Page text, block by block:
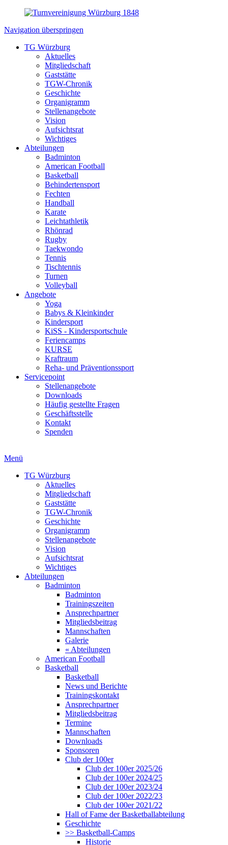
Navigation überspringen
TG Würzburg
Aktuelles
Mitgliedschaft
Gaststätte
TGW-Chronik
Geschichte
Organigramm
Stellenangebote
Vision
Aufsichtsrat
Wichtiges
Abteilungen
Badminton
American Football
Basketball
Behindertensport
Fechten
Handball
Karate
Leichtathletik
Rhönrad
Rugby
Taekwondo
Tennis
Tischtennis
Turnen
Volleyball
Angebote
Yoga
Babys & Kleinkinder
Kindersport
KiSS - Kindersportschule
Feriencamps
KURSE
Kraftraum
Reha- und Präventionssport
Servicepoint
Stellenangebote
Downloads
Häufig gestellte Fragen
Geschäftsstelle
Kontakt
Spenden
Menü
TG Würzburg
Aktuelles
Mitgliedschaft
Gaststätte
TGW-Chronik
Geschichte
Organigramm
Stellenangebote
Vision
Aufsichtsrat
Wichtiges
Abteilungen
Badminton
Badminton
Trainingszeiten
Ansprechpartner
Mitgliedsbeitrag
Mannschaften
Galerie
« Abteilungen
American Football
Basketball
Basketball
News und Berichte
Trainingskontakt
Ansprechpartner
Mitgliedsbeitrag
Termine
Mannschaften
Downloads
Sponsoren
Club der 100er
Club der 100er 2025/26
Club der 100er 2024/25
Club der 100er 2023/24
Club der 100er 2022/23
Club der 100er 2021/22
Hall of Fame der Basketballabteilung
Geschichte
>> Basketball-Camps
Historie